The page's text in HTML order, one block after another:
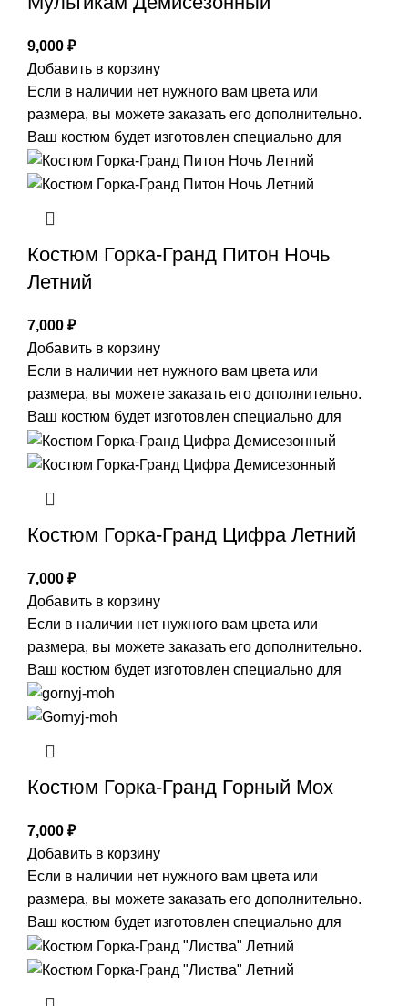
9,000 ₽
Добавить в корзину
Если в наличии нет нужного вам цвета или
размера, вы можете заказать его дополнительно.
Ваш костюм будет изготовлен специально для
Костюм Горка-Гранд Питон Ночь
Летний
7,000 ₽
Добавить в корзину
Если в наличии нет нужного вам цвета или
размера, вы можете заказать его дополнительно.
Ваш костюм будет изготовлен специально для
Костюм Горка-Гранд Цифра Летний
7,000 ₽
Добавить в корзину
Если в наличии нет нужного вам цвета или
размера, вы можете заказать его дополнительно.
Ваш костюм будет изготовлен специально для
Костюм Горка-Гранд Горный Мох
7,000 ₽
Добавить в корзину
Если в наличии нет нужного вам цвета или
размера, вы можете заказать его дополнительно.
Ваш костюм будет изготовлен специально для